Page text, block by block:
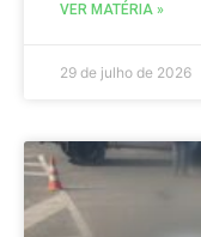
VER MATÉRIA »
29 de julho de 2026